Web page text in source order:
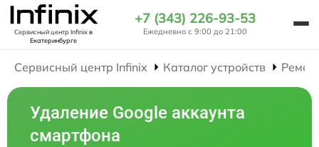
Сервисный центр Infinixв
Екатеринбурге
+7 (343) 226-93-53
Ежедневно с 9:00 до 21:00
Сервисный центр Infinix Каталог устройств
Удаление Google аккаунта
смартфона